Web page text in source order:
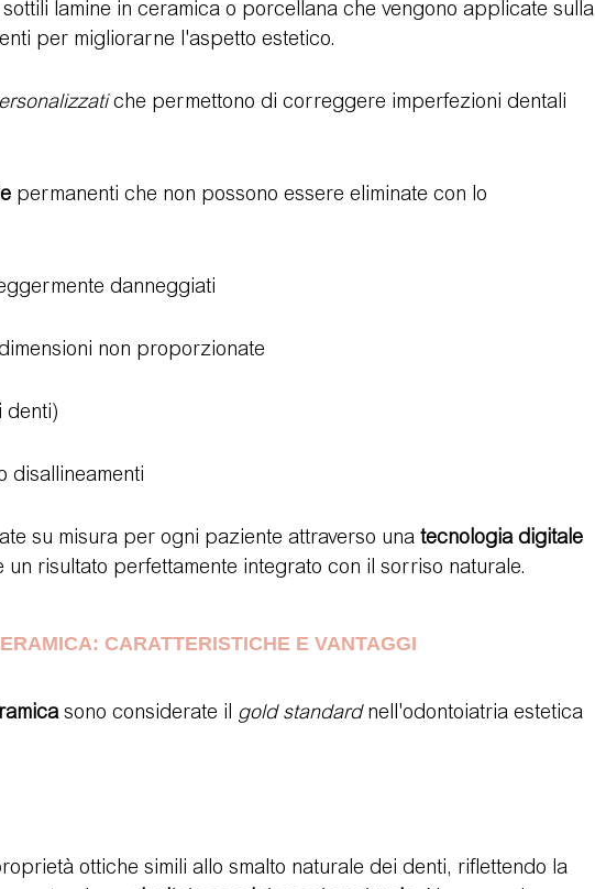
sottili lamine in ceramica o porcellana che vengono applicate sulla
per migliorarne l'aspetto estetico.
che permettono di correggere imperfezioni dentali
permanenti che non possono essere eliminate con lo
danneggiati
non proporzionate
denti)
disallineamenti
su misura per ogni paziente attraverso una tecnologia digitale
risultato perfettamente integrato con il sorriso naturale.
CARATTERISTICHE E VANTAGGI
sono considerate il gold standard nell'odontoiatria estetica
ottiche simili allo smalto naturale dei denti, riflettendo la